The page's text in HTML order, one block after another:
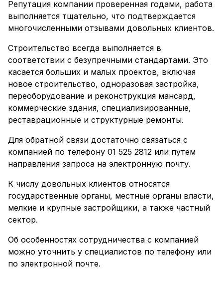
Репутация компании проверенная годами, работа
выполняется тщательно, что подтверждается
многочисленными отзывами довольных клиентов.
Строительство всегда выполняется в
соответствии с безупречными стандартами. Это
касается больших и малых проектов, включая
новое строительство, одноразовая застройка,
переоборудование и реконструкция мансард,
коммерческие здания, специализированные,
реставрационные и структурные ремонты.
Для обратной связи достаточно связаться с
компанией по телефону 01 525 2812 или путем
направления запроса на электронную почту.
К числу довольных клиентов относятся
государственные органы, местные органы власти,
мелкие и крупные застройщики, а также частный
сектор.
Об особенностях сотрудничества с компанией
можно уточнить у специалистов по телефону или
по электронной почте.